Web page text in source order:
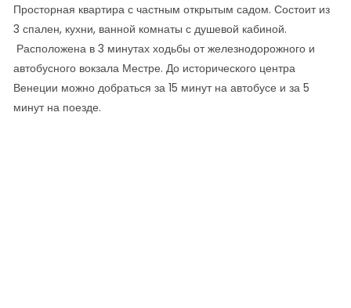
Просторная квартира с частным открытым садом. Состоит из
3 спален, кухни, ванной комнаты с душевой кабиной.
Расположена в 3 минутах ходьбы от железнодорожного и
автобусного вокзала Местре. До исторического центра
Венеции можно добраться за 15 минут на автобусе и за 5
минут на поезде.